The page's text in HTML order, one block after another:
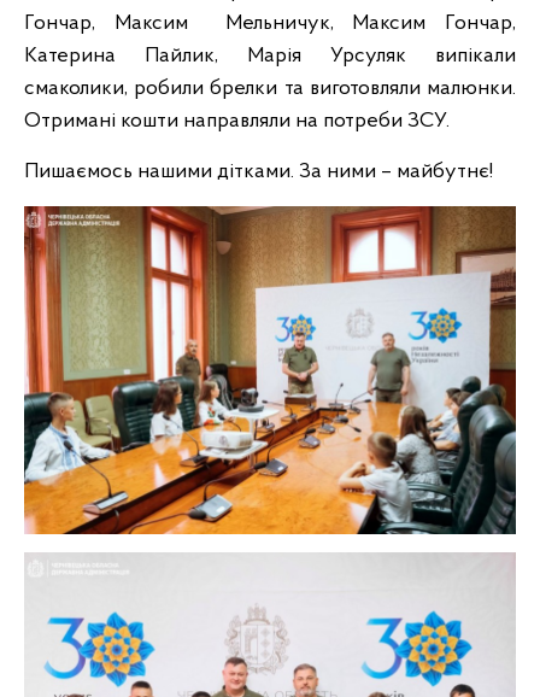
Гончар, Максим Мельничук, Максим Гончар,
Катерина Пайлик, Марія Урсуляк випікали
смаколики, робили брелки та виготовляли малюнки.
Отримані кошти направляли на потреби ЗСУ.
Пишаємось нашими дітками. За ними – майбутнє!